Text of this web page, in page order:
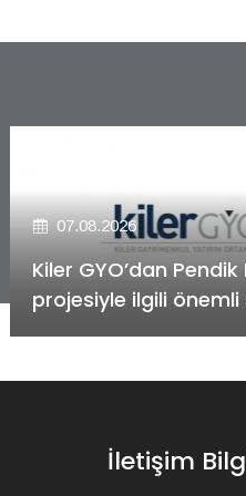
07.08.2026
Alya Merkezefendi
anahtar teslim töreni
gerçekleştirildi!
İletişim